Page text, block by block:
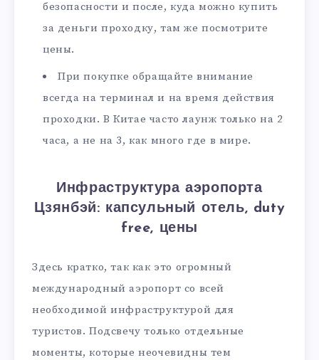
безопасности и после, куда можно купить
за деньги проходку, там же посмотрите
цены.
При покупке обращайте внимание
всегда на терминал и на время действия
проходки. В Китае часто лаунж только на 2
часа, а не на 3, как много где в мире.
Инфраструктура аэропорта
Цзянбэй: капсульный отель, duty
free, цены
Здесь кратко, так как это огромный
международный аэропорт со всей
необходимой инфраструктурой для
туристов. Подсвечу только отдельные
моменты, которые неочевидны тем